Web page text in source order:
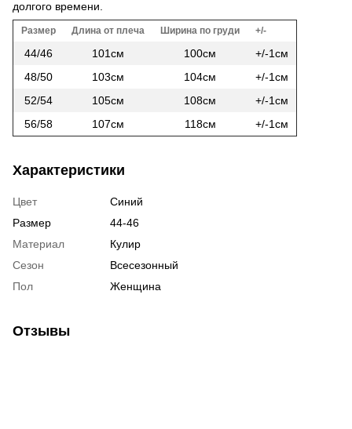
долгого времени.
Размер Длина от плеча Ширина по груди +/-
44/46 101см 100см
+/-1см
48/50
103см 104см
+/-1см
52/54
105см 108см
+/-1см
56/58
107см 118см +/-1см
Характеристики
Цвет
Синий
Размер
44-46
Материал
Кулир
Сезон
Всесезонный
Пол
Женщина
Отзывы